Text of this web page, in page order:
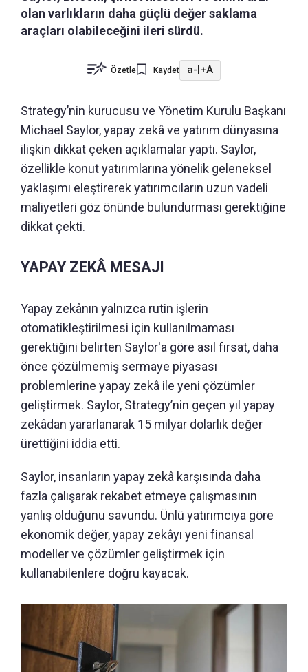
olan varlıkların daha güçlü değer saklama
araçları olabileceğini ileri sürdü.
Özetle Kaydet a-|+A
Strategy’nin kurucusu ve Yönetim Kurulu Başkanı
Michael Saylor, yapay zekâ ve yatırım dünyasına
ilişkin dikkat çeken açıklamalar yaptı. Saylor,
özellikle konut yatırımlarına yönelik geleneksel
yaklaşımı eleştirerek yatırımcıların uzun vadeli
maliyetleri göz önünde bulundurması gerektiğine
dikkat çekti.
YAPAY ZEKÂ MESAJI
Yapay zekânın yalnızca rutin işlerin
otomatikleştirilmesi için kullanılmaması
gerektiğini belirten Saylor'a göre asıl fırsat, daha
önce çözülmemiş sermaye piyasası
problemlerine yapay zekâ ile yeni çözümler
geliştirmek. Saylor, Strategy’nin geçen yıl yapay
zekâdan yararlanarak 15 milyar dolarlık değer
ürettiğini iddia etti.
Saylor, insanların yapay zekâ karşısında daha
fazla çalışarak rekabet etmeye çalışmasının
yanlış olduğunu savundu. Ünlü yatırımcıya göre
ekonomik değer, yapay zekâyı yeni finansal
modeller ve çözümler geliştirmek için
kullanabilenlere doğru kayacak.